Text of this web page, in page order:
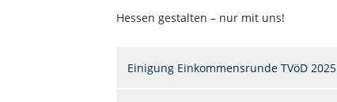
Hessen gestalten – nur mit uns!
Einigung Einkommensrunde TVöD 2025